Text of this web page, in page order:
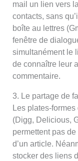
mail un lien vers
contacts, sans
boîte au lettres
fenêtre de
simultanément le
de connaître leur
commentaire.
3. Le partage de
Les plates-
(Digg, Delicious,
permettent pas
d’un article.
stocker des liens